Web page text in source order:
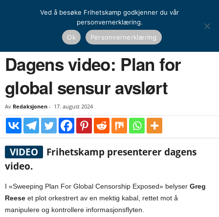
Dagens video: Plan for global sensur avslørt
Dagens video: Plan for
global sensur avslørt
Av Redaksjonen - 17. august 2024
VIDEO
Frihetskamp presenterer dagens
video.
I «Sweeping Plan For Global Censorship Exposed» belyser Greg
Reese et plot orkestrert av en mektig kabal, rettet mot å
manipulere og kontrollere informasjonsflyten.
Ved å besøke Frihetskamp godkjenner du vår
personvernerklæring.
Ok
Personvernerklæring